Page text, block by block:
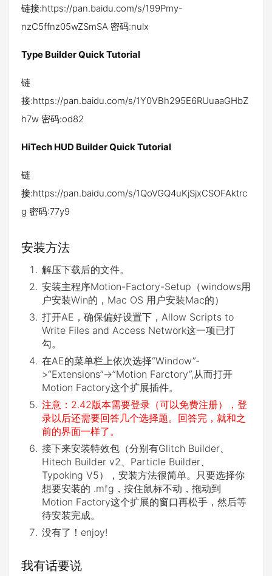
链接:https://pan.baidu.com/s/199Pmy-
nzC5ffnz05wZSmSA 密码:nulx
Type Builder Quick Tutorial
链
接:https://pan.baidu.com/s/1Y0VBh295E6RUuaaGHbZ
h7w 密码:od82
HiTech HUD Builder Quick Tutorial
链
接:https://pan.baidu.com/s/1QoVGQ4uKjSjxCSOFAktrc
g 密码:77y9
安装方法
解压下载后的文件。
安装主程序Motion-Factory-Setup（windows用
户安装Win的，Mac OS 用户安装Mac的）
打开AE，确保偏好设置下，Allow Scripts to
Write Files and Access Network这一项已打
勾。
在AE的菜单栏上依次选择“Window”-
>“Extensions”->”Motion Farctory”,从而打开
Motion Factory这个扩展插件。
注意：2.42版本需要登录（可以免费注册），登
录以后还需要回答几个选择题。回答完，就和之
前的界面一样了。
接下来安装特效包（分别有Glitch Builder、
Hitech Builder v2、Particle Builder、
Typoking V5），安装方法很简单。只要选择你
想要安装的 .mfg，按住鼠标不动，拖动到
Motion Factory这个扩展的窗口再松手，然后等
待安装完成。
没有了！enjoy!
我有话要说